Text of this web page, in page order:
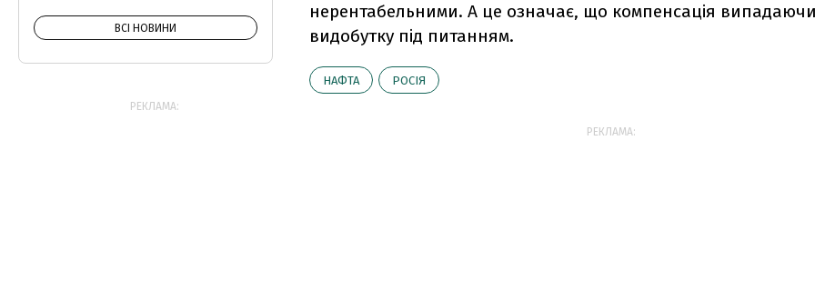
нерентабельними. А це означає, що компенсація
видобутку під питанням.
НАФТА РОСІЯ
РЕКЛАМА:
ВСІ НОВИНИ
РЕКЛАМА: